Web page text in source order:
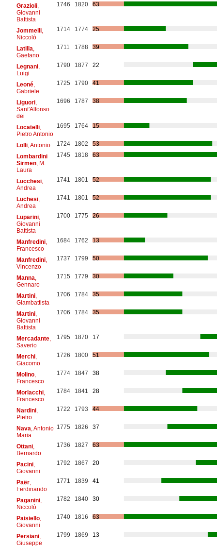
Grazioli,
Giovanni
Battista
1746 1820 63
Jommelli,
Niccolò
1714 1774 25
Latilla
Gaetano
1711 1788 39
Legnani,
Luigi
1790 1877 22
Leoné,
Gabriele
1725 1790 41
Liguori,
Sant'Alfonso
dei
1696 1787 38
Locatelli,
Pietro Antonio
1695 1764 15
Lolli, Antonio 1724 1802
53
Lombardini
Sirmen, M.
Laura
1745 1818 63
Lucchesi,
Andrea
1741 1801 52
Luchesi,
Andrea
1741 1801 52
Luparini,
Giovanni
Battista
1700 1775 26
Manfredini,
Francesco
1684 1762 13
Manfredini,
Vincenzo
1737 1799 50
Manna
Gennaro
1715 1779 30
Martini,
Giambattista
1706 1784 35
Martini,
Giovanni
Battista
1706 1784 35
Mercadante,
Saverio
1795 1870 17
Merchi,
Giacomo
1726 1800 51
Molino,
Francesco
1774 1847 38
Morlacchi,
Francesco
1784 1841 28
Nardini,
Pietro
1722 1793 44
Nava , Antonio
Maria
1775 1826 37
Ottani,
Bernardo
1736 1827 63
Pacini,
Giovanni
1792 1867 20
Paër,
Ferdinando
1771 1839 41
Paganini,
Niccolò
1782 1840 30
Paisiello,
Giovanni
1740 1816 63
Persiani,
Giuseppe
1799 1869 13